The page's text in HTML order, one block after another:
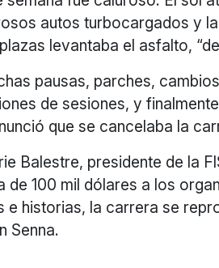
autos turbocargados y
levantaba el asfalto,
pausas, parches,
de sesiones, y
que se cancelaba la
Balestre, presidente de la
de 100 mil dólares a los
e historias, la carrera se
Senna.